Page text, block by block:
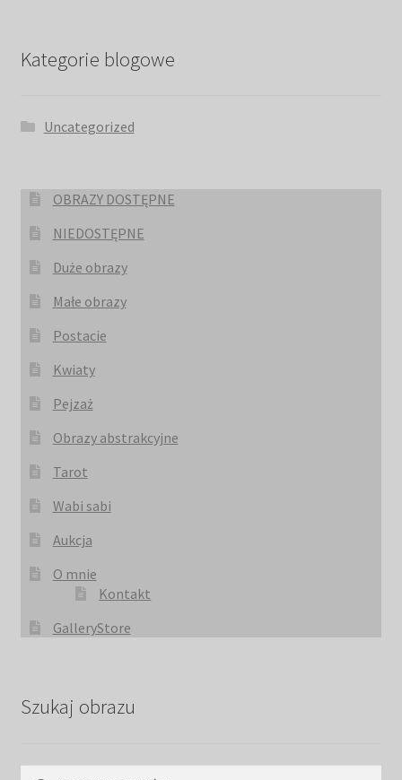
Kategorie blogowe
Uncategorized
OBRAZY DOSTĘPNE
NIEDOSTĘPNE
Duże obrazy
Małe obrazy
Postacie
Kwiaty
Pejzaż
Obrazy abstrakcyjne
Tarot
Wabi sabi
Aukcja
O mnie
Kontakt
GalleryStore
Szukaj obrazu